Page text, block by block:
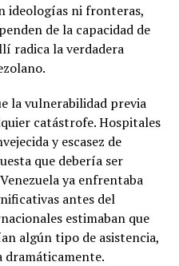
ideologías ni fronteras,
de la capacidad de
radica la verdadera
la vulnerabilidad previa
catástrofe. Hospitales
y escasez de
que debería ser
ya enfrentaba
antes del
estimaban que
algún tipo de asistencia,
dramáticamente.